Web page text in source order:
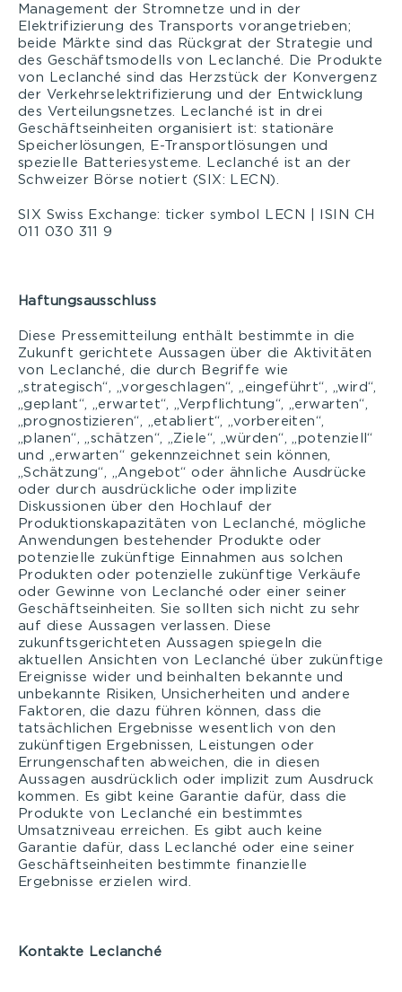
Management der Stromnetze und in der
Elektrifizierung des Transports vorangetrieben;
beide Märkte sind das Rückgrat der Strategie und
des Geschäftsmodells von Leclanché. Die Produkte
von Leclanché sind das Herzstück der Konvergenz
der Verkehrselektrifizierung und der Entwicklung
des Verteilungsnetzes. Leclanché ist in drei
Geschäftseinheiten organisiert ist: stationäre
Speicherlösungen, E-Transportlösungen und
spezielle Batteriesysteme. Leclanché ist an der
Schweizer Börse notiert (SIX: LECN).
SIX Swiss Exchange: ticker symbol LECN | ISIN CH
011 030 311 9
Haftungsausschluss
Diese Pressemitteilung enthält bestimmte in die
Zukunft gerichtete Aussagen über die Aktivitäten
von Leclanché, die durch Begriffe wie
„strategisch“, „vorgeschlagen“, „eingeführt“, „wird“,
„geplant“, „erwartet“, „Verpflichtung“, „erwarten“,
„prognostizieren“, „etabliert“, „vorbereiten“,
„planen“, „schätzen“, „Ziele“, „würden“, „potenziell“
und „erwarten“ gekennzeichnet sein können,
„Schätzung“, „Angebot“ oder ähnliche Ausdrücke
oder durch ausdrückliche oder implizite
Diskussionen über den Hochlauf der
Produktionskapazitäten von Leclanché, mögliche
Anwendungen bestehender Produkte oder
potenzielle zukünftige Einnahmen aus solchen
Produkten oder potenzielle zukünftige Verkäufe
oder Gewinne von Leclanché oder einer seiner
Geschäftseinheiten. Sie sollten sich nicht zu sehr
auf diese Aussagen verlassen. Diese
zukunftsgerichteten Aussagen spiegeln die
aktuellen Ansichten von Leclanché über zukünftige
Ereignisse wider und beinhalten bekannte und
unbekannte Risiken, Unsicherheiten und andere
Faktoren, die dazu führen können, dass die
tatsächlichen Ergebnisse wesentlich von den
zukünftigen Ergebnissen, Leistungen oder
Errungenschaften abweichen, die in diesen
Aussagen ausdrücklich oder implizit zum Ausdruck
kommen. Es gibt keine Garantie dafür, dass die
Produkte von Leclanché ein bestimmtes
Umsatzniveau erreichen. Es gibt auch keine
Garantie dafür, dass Leclanché oder eine seiner
Geschäftseinheiten bestimmte finanzielle
Ergebnisse erzielen wird.
Kontakte Leclanché